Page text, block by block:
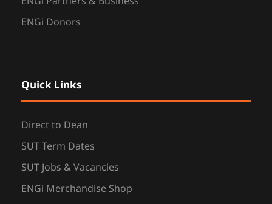
ENGi Donors
Quick Links
Direct to Dean
SUT Term Dates
SUT Jobs & Vacancies
ENGi Merchandise Shop